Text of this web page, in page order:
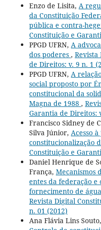
Enzo de Lisita, A
da Constituição
pública e contra-
Constituição e
PPGD UFRN, A
dos poderes , Revista
de Direitos: v. 9 n. 1
PPGD UFRN, A
social proposto por
constitucional da
Magna de 1988 ,
Garantia de Direitos:
Francisco Sidney de
Silva Júnior, Acesso
constitucionalização
Constituição e
Daniel Henrique de
França, Mecanismos
entes da federação e
fornecimento de
Revista Digital
n. 01 (2012)
Ana Flávia Lins